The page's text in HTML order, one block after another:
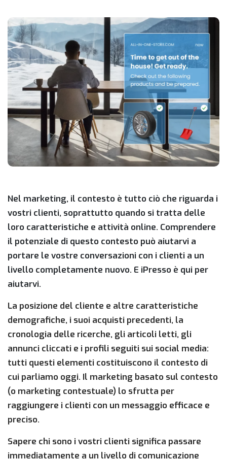
Nel marketing, il contesto è tutto ciò che riguarda i
vostri clienti, soprattutto quando si tratta delle
loro caratteristiche e attività online. Comprendere
il potenziale di questo contesto può aiutarvi a
portare le vostre conversazioni con i clienti a un
livello completamente nuovo. E iPresso è qui per
aiutarvi.
La posizione del cliente e altre caratteristiche
demografiche, i suoi acquisti precedenti, la
cronologia delle ricerche, gli articoli letti, gli
annunci cliccati e i profili seguiti sui social media:
tutti questi elementi costituiscono il contesto di
cui parliamo oggi. Il marketing basato sul contesto
(o marketing contestuale) lo sfrutta per
raggiungere i clienti con un messaggio efficace e
preciso.
Sapere chi sono i vostri clienti significa passare
immediatamente a un livello di comunicazione